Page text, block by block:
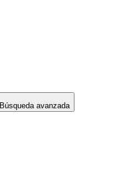
Búsqueda avanzada